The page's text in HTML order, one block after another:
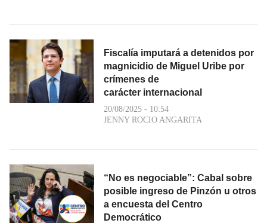
Fiscalía imputará a detenidos por
magnicidio de Miguel Uribe por
crímenes de
carácter internacional
20/08/2025 - 10:54
JENNY ROCIO ANGARITA
“No es negociable”: Cabal sobre
posible ingreso de Pinzón u otros
a encuesta del Centro
Democrático